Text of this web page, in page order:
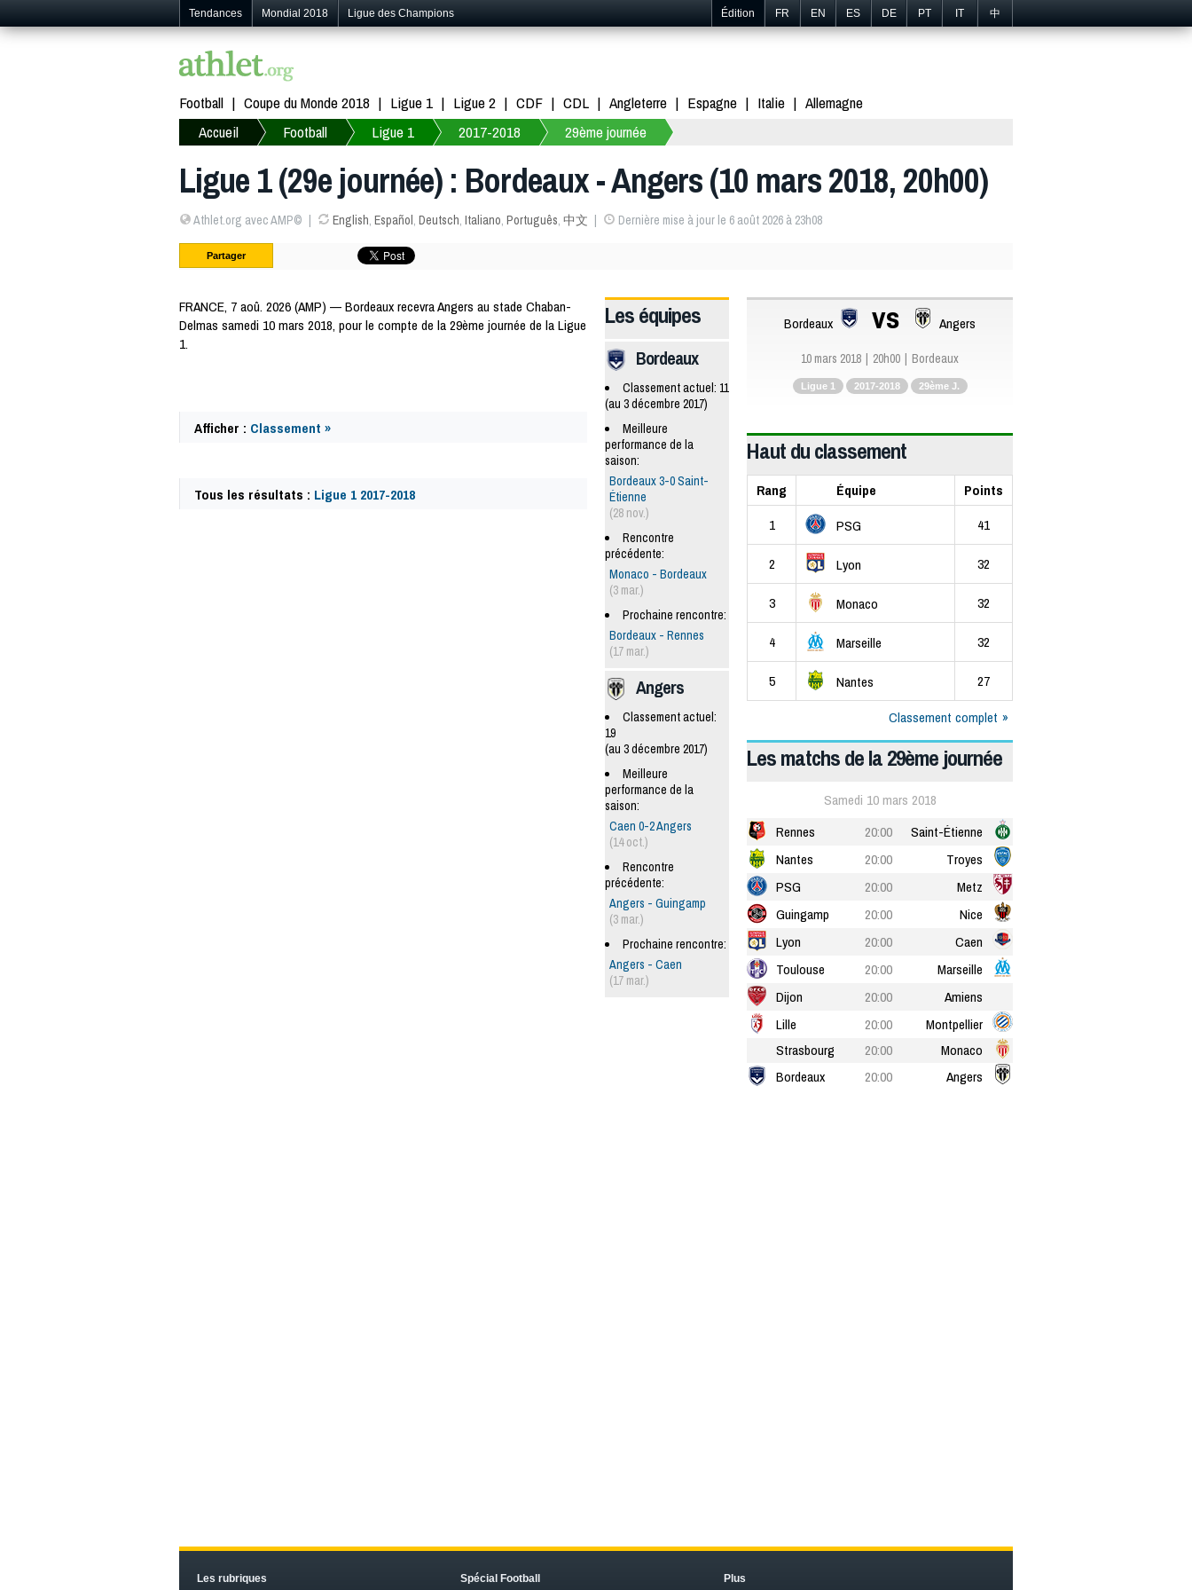
Tendances Mondial 2018 Ligue des Champions Édition FR EN ES DE PT IT 中
Football Coupe du Monde 2018 Ligue 1 Ligue 2 CDF CDL Angleterre Espagne Italie
Allemagne
Accueil
Football Ligue 1 2017-2018 29ème journée
Ligue 1 (29e journée) : Bordeaux - Angers (10 mars 2018, 20h00)
Athlet.org avec AMP© English, Español, Deutsch, Italiano, Português, 中文 Dernière mise à jour le 6 août 2026 à 23h08
Partager
FRANCE, 7 aoû. 2026 (AMP) — Bordeaux recevra Angers au stade Chaban-
Delmas samedi 10 mars 2018, pour le compte de la 29ème journée de la Ligue
1.
Afficher : Classement »
Tous les résultats : Ligue 1 2017-2018
Les équipes
Bordeaux
Classement actuel: 11
(au 3 décembre 2017)
Meilleure
performance de la
saison:
Bordeaux 3-0 Saint-
Étienne
(28 nov.)
Rencontre
précédente:
Monaco - Bordeaux
(3 mar.)
Prochaine rencontre:
Bordeaux - Rennes
(17 mar.)
Angers
Classement actuel:
19
(au 3 décembre 2017)
Meilleure
performance de la
saison:
Caen 0-2 Angers
(14 oct.)
Rencontre
précédente:
Angers - Guingamp
(3 mar.)
Prochaine rencontre:
Angers - Caen
(17 mar.)
Bordeaux vs Angers
10 mars 2018 20h00 Bordeaux
Ligue 1 2017-2018 29ème J.
Haut du classement
Rang Équipe
Points
1
PSG 41
2 Lyon 32
3 Monaco 32
4 Marseille 32
5 Nantes
27
Classement complet
Les matchs de la 29ème journée
Samedi 10 mars 2018
Rennes
20:00
Saint-Étienne
Nantes
20:00
Troyes
PSG
20:00
Metz
Guingamp
20:00
Nice
Lyon
20:00
Caen
Toulouse
20:00
Marseille
Dijon
20:00
Amiens
Lille
20:00
Montpellier
Strasbourg
20:00
Monaco
Bordeaux
20:00 Angers
Les rubriques Spécial Football Plus